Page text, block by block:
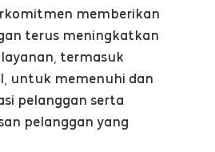
memberikan
terus meningkatkan
termasuk
untuk memenuhi dan
pelanggan serta
pelanggan yang